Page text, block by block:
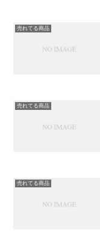
売れてる商品
売れてる商品
売れてる商品